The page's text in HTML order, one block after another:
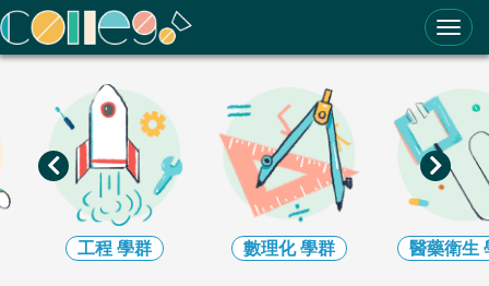
ColleGo! 大學選才與高中育才輔助系統
工程 學群 數理化學群 醫藥衛生